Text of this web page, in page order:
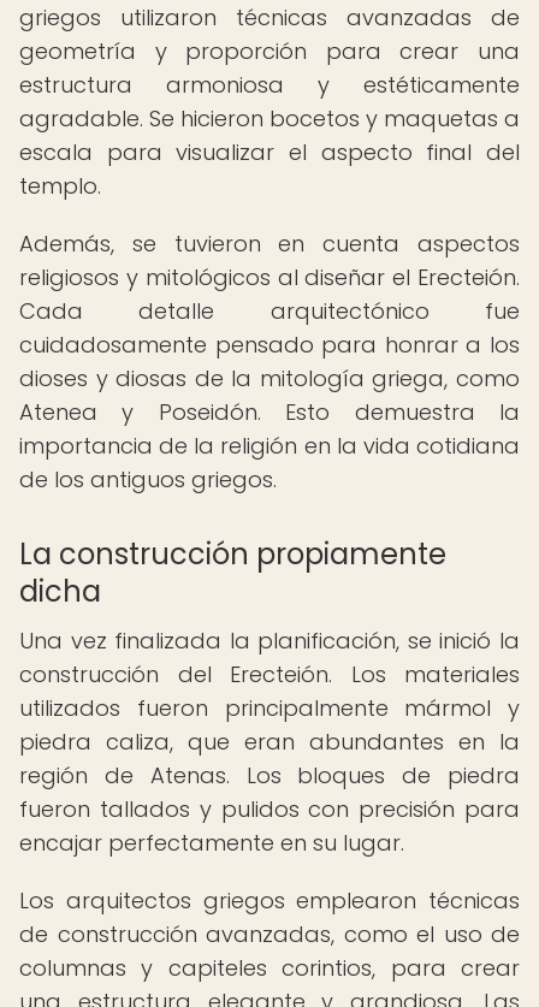
griegos utilizaron técnicas avanzadas de
geometría y proporción para crear una
estructura armoniosa y estéticamente
agradable. Se hicieron bocetos y maquetas a
escala para visualizar el aspecto final del
templo.
Además, se tuvieron en cuenta aspectos
religiosos y mitológicos al diseñar el Erecteión.
Cada detalle arquitectónico fue
cuidadosamente pensado para honrar a los
dioses y diosas de la mitología griega, como
Atenea y Poseidón. Esto demuestra la
importancia de la religión en la vida cotidiana
de los antiguos griegos.
La construcción propiamente
dicha
Una vez finalizada la planificación, se inició la
construcción del Erecteión. Los materiales
utilizados fueron principalmente mármol y
piedra caliza, que eran abundantes en la
región de Atenas. Los bloques de piedra
fueron tallados y pulidos con precisión para
encajar perfectamente en su lugar.
Los arquitectos griegos emplearon técnicas
de construcción avanzadas, como el uso de
columnas y capiteles corintios, para crear